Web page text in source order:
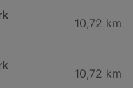
10,72 km
10,72 km